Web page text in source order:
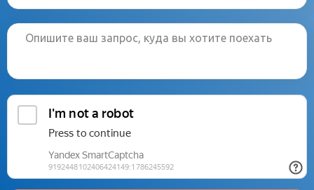
в том числе автоматизированные централизованные базы
транспорте, созданной во исполнение Указа Президента
Российской Федерации от 31 марта 2010 г. 403.
В соответствии с Постановлением Правительства РФ от 1
октября 2020 г. N 1586 "Об утверждении Правил перевозок
пассажиров и багажа автомобильным транспортом» для
посадки в транспортное средство пассажира, оформившего
электронный именной билет, достаточно предъявления